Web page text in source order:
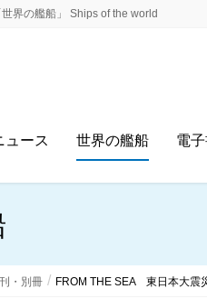
界の艦船」 Ships of the world
ュース 世界の艦船 電
・別冊 FROM THE SEA 東日本大震